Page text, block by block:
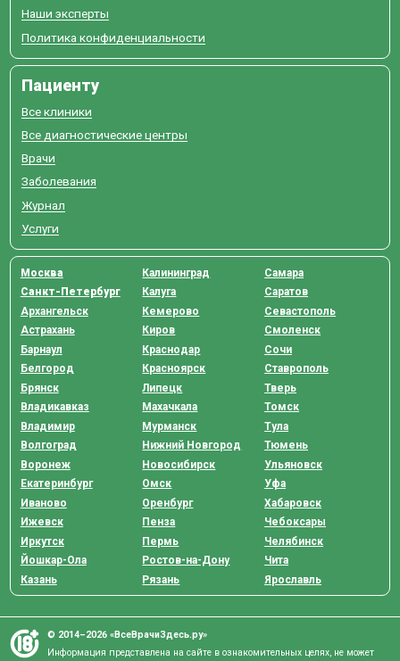
Наши эксперты
Политика конфиденциальности
Пациенту
Все клиники
Все диагностические центры
Врачи
Заболевания
Журнал
Услуги
Москва
Санкт-Петербург
Архангельск
Астрахань
Барнаул
Белгород
Брянск
Владикавказ
Владимир
Волгоград
Воронеж
Екатеринбург
Иваново
Ижевск
Иркутск
Йошкар-Ола
Казань
Калининград
Калуга
Кемерово
Киров
Краснодар
Красноярск
Липецк
Махачкала
Мурманск
Нижний Новгород
Новосибирск
Омск
Оренбург
Пенза
Пермь
Ростов-на-Дону
Рязань
Самара
Саратов
Севастополь
Смоленск
Сочи
Ставрополь
Тверь
Томск
Тула
Тюмень
Ульяновск
Уфа
Хабаровск
Чебоксары
Челябинск
Чита
Ярославль
© 2014–2026 «ВсеВрачиЗдесь.ру»
Информация представлена на сайте в ознакомительных целях, не может